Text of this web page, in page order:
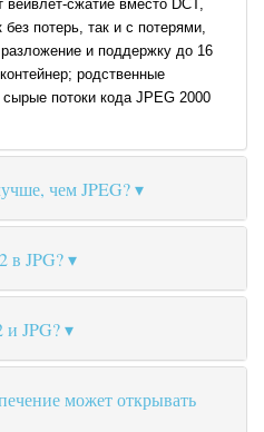
сжатие вместо DCT,
потерь, так и с потерями,
и поддержку до 16
родственные
потоки кода JPEG 2000
чем JPEG?
в JPG?
и JPG?
может открывать